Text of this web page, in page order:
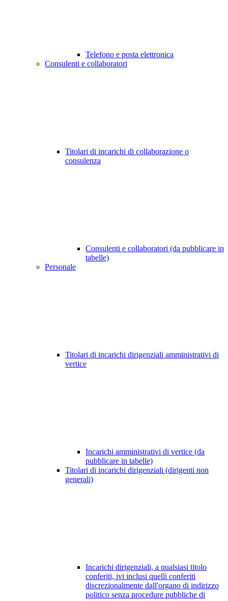
Telefono e posta elettronica
Consulenti e collaboratori
Titolari di incarichi di collaborazione o
consulenza
Consulenti e collaboratori (da pubblicare in
tabelle)
Personale
Titolari di incarichi dirigenziali amministrativi di
vertice
Incarichi amministrativi di vertice (da
pubblicare in tabelle)
Titolari di incarichi dirigenziali (dirigenti non
generali)
Incarichi dirigenziali, a qualsiasi titolo
conferiti, ivi inclusi quelli conferiti
discrezionalmente dall'organo di indirizzo
politico senza procedure pubbliche di